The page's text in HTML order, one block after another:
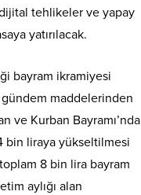
tehlikeler ve yapay
yatırılacak.
bayram ikramiyesi
maddelerinden
ve Kurban Bayramı’nda
bin liraya yükseltilmesi
8 bin lira bayram
aylığı alan